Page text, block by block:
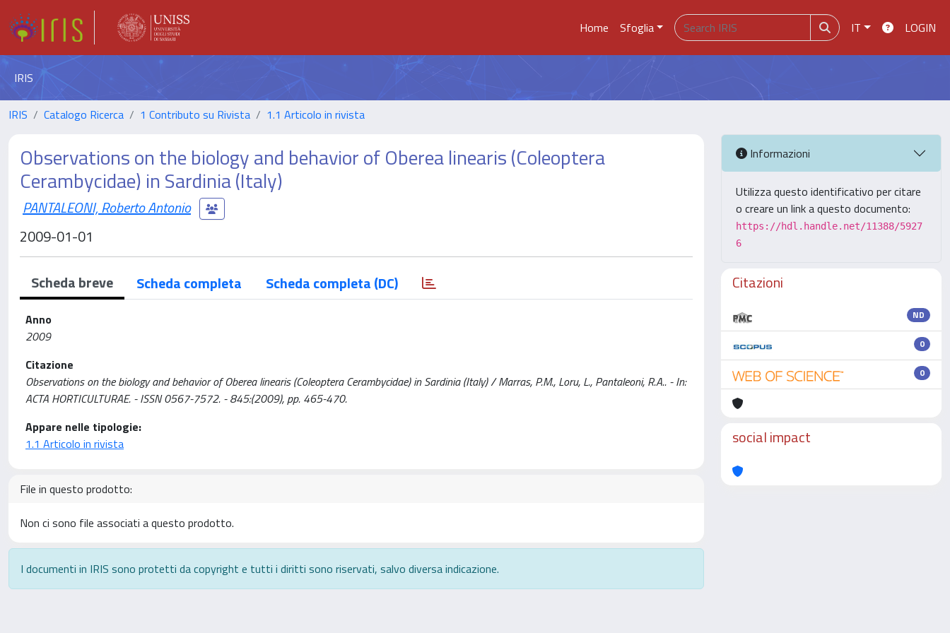
Home Sfoglia IT LOGIN
IRIS
IRIS Catalogo Ricerca 1 Contributo su Rivista 1.1 Articolo in rivista
Observations on the biology and behavior of Oberea linearis (Coleoptera
Cerambycidae) in Sardinia (Italy)
PANTALEONI, Roberto Antonio
2009-01-01
Scheda breve Scheda completa Scheda completa (DC)
Anno
2009
Citazione
Observations on the biology and behavior of Oberea linearis (Coleoptera Cerambycidae) in Sardinia (Italy) / Marras, P.M., Loru, L., Pantaleoni, R.A.. - In:
ACTA HORTICULTURAE. - ISSN 0567-7572. - 845:(2009), pp. 465-470.
Appare nelle tipologie:
1.1 Articolo in rivista
File in questo prodotto:
Non ci sono file associati a questo prodotto.
I documenti in IRIS sono protetti da copyright e tutti i diritti sono riservati, salvo diversa indicazione.
Informazioni
Utilizza questo identificativo per citare
o creare un link a questo documento:
https://hdl.handle.net/11388/5927
6
Citazioni
ND
0
0
social impact